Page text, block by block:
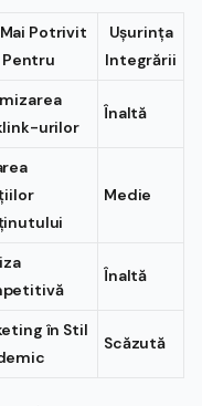
Potrivit
Pentru
Ușurința
Integrării
urilor
Înaltă
Medie
Înaltă
în Stil
Scăzută